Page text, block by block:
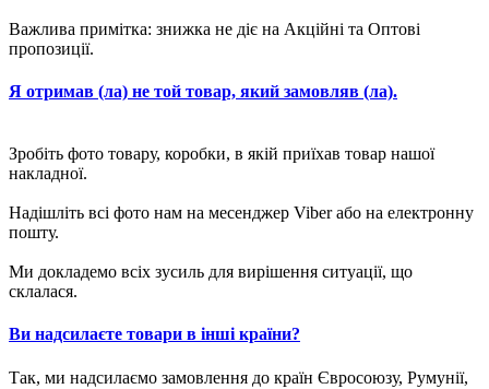
Важлива примітка: знижка не діє на Акційні та Оптові
пропозиції.
Я отримав (ла) не той товар, який замовляв (ла).
Зробіть фото товару, коробки, в якій приїхав товар нашої
накладної.
Надішліть всі фото нам на месенджер Viber або на електронну
пошту.
Ми докладемо всіх зусиль для вирішення ситуації, що
склалася.
Ви надсилаєте товари в інші країни?
Так, ми надсилаємо замовлення до країн Євросоюзу, Румунії,